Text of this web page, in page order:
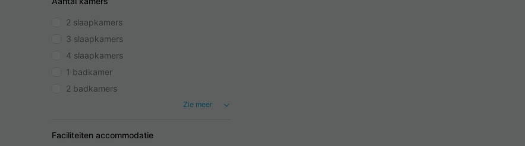
2 slaapkamers
3 slaapkamers
4 slaapkamers
1 badkamer
2 badkamers
Zie meer
Faciliteiten accommodatie